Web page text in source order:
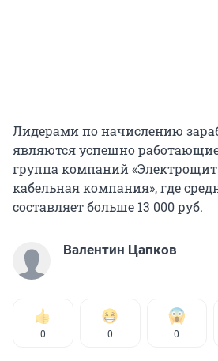
Лидерами по начислению
являются успешно
группа компаний
кабельная компания», где
составляет больше 13 000 руб.
Валентин Цапков
0 0 0